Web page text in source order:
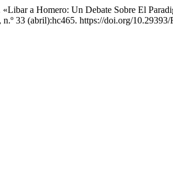
«Libar a Homero: Un Debate Sobre El
, n.º 33 (abril):hc465. https://doi.org/